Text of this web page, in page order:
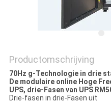
Productomschrijving
70Hz g-Technologie in drie
De modulaire online Hoge
UPS, drie-Fasen van UPS
Drie-fasen in drie-Fasen uit